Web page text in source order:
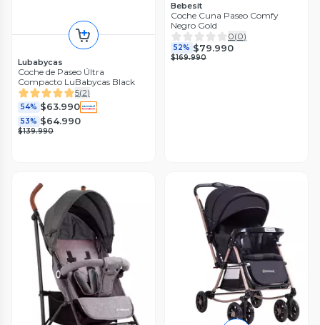
Lubabycas
Coche de Paseo Últra
Compacto LuBabycas Black
5(2)
54% $63.990
53% $64.990
$139.990
Bebesit
Coche Cuna Paseo Comfy
Negro Gold
0(0)
52% $79.990
$169.990